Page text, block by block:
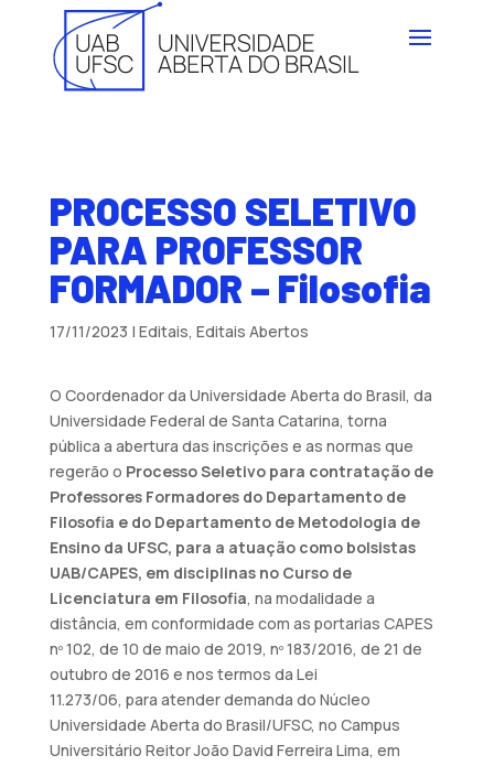
PROCESSO SELETIVO
PARA PROFESSOR
FORMADOR – Filosofia
17/11/2023 | Editais, Editais Abertos
O Coordenador da Universidade Aberta do Brasil, da
Universidade Federal de Santa Catarina, torna
pública a abertura das inscrições e as normas que
regerão o Processo Seletivo para contratação de
Professores Formadores do Departamento de
Filosofia e do Departamento de Metodologia de
Ensino da UFSC, para a atuação como bolsistas
UAB/CAPES, em disciplinas no Curso de
Licenciatura em Filosofia, na modalidade a
distância, em conformidade com as portarias CAPES
nº 102, de 10 de maio de 2019, nº 183/2016, de 21 de
outubro de 2016 e nos termos da Lei
11.273/06, para atender demanda do Núcleo
Universidade Aberta do Brasil/UFSC, no Campus
Universitário Reitor João David Ferreira Lima, em